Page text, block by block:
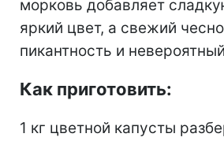
морковь добавляет
яркий цвет, а свежий
пикантность и
Как приготовить:
1 кг цветной капусты